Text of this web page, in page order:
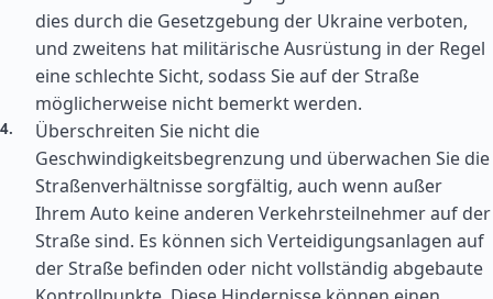
dies durch die Gesetzgebung der Ukraine verboten,
und zweitens hat militärische Ausrüstung in der Regel
eine schlechte Sicht, sodass Sie auf der Straße
möglicherweise nicht bemerkt werden.
Überschreiten Sie nicht die
Geschwindigkeitsbegrenzung und überwachen Sie die
Straßenverhältnisse sorgfältig, auch wenn außer
Ihrem Auto keine anderen Verkehrsteilnehmer auf der
Straße sind. Es können sich Verteidigungsanlagen auf
der Straße befinden oder nicht vollständig abgebaute